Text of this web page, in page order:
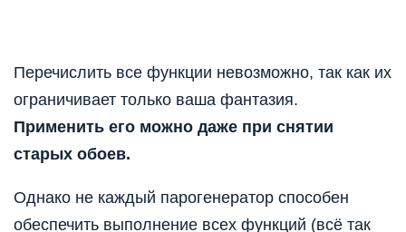
Перечислить все функции невозможно, так как их
ограничивает только ваша фантазия.
Применить его можно даже при снятии
старых обоев.
Однако не каждый парогенератор способен
обеспечить выполнение всех функций (всё так